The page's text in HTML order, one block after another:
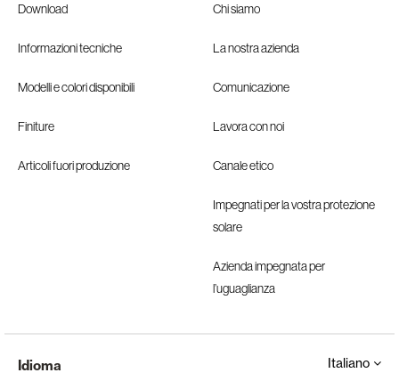
Download
Informazioni tecniche
Modelli e colori disponibili
Finiture
Articoli fuori produzione
Chi siamo
La nostra azienda
Comunicazione
Lavora con noi
Canale etico
Impegnati per la vostra protezione
solare
Azienda impegnata per
l’uguaglianza
Idioma Italiano